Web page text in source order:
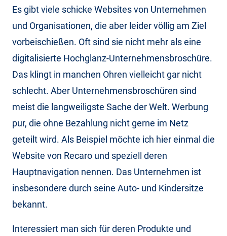
Es gibt viele schicke Websites von Unternehmen
und Organisationen, die aber leider völlig am Ziel
vorbeischießen. Oft sind sie nicht mehr als eine
digitalisierte Hochglanz-Unternehmensbroschüre.
Das klingt in manchen Ohren vielleicht gar nicht
schlecht. Aber Unternehmensbroschüren sind
meist die langweiligste Sache der Welt. Werbung
pur, die ohne Bezahlung nicht gerne im Netz
geteilt wird. Als Beispiel möchte ich hier einmal die
Website von Recaro und speziell deren
Hauptnavigation nennen. Das Unternehmen ist
insbesondere durch seine Auto- und Kindersitze
bekannt.
Interessiert man sich für deren Produkte und